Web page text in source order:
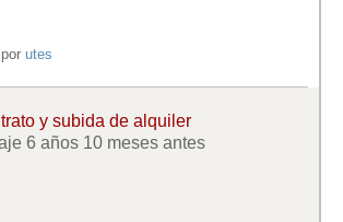
porutes
y subida de alquiler
6 años 10 meses antes